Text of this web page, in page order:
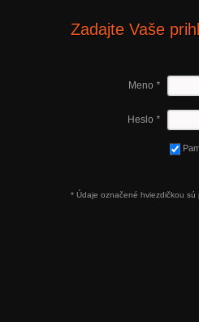
Zadajte Vaše
Meno *
Heslo *
* Údaje označené hviezdičkou sú